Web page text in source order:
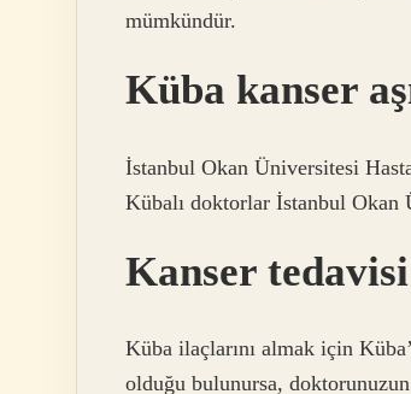
mümkündür.
Küba kanser
İstanbul Okan Üniversitesi
Kübalı doktorlar İstanbul Okan
Kanser
Küba ilaçlarını almak için
olduğu bulunursa,